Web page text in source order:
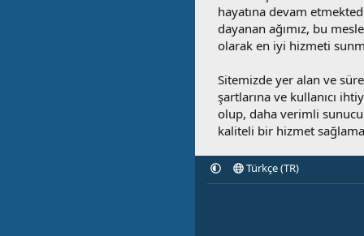
hayatına devam
dayanan ağımız, bu
olarak en iyi hizmeti
Sitemizde yer alan ve
şartlarına ve kullanıcı
olup, daha verimli
kaliteli bir hizmet
Türkçe (TR)